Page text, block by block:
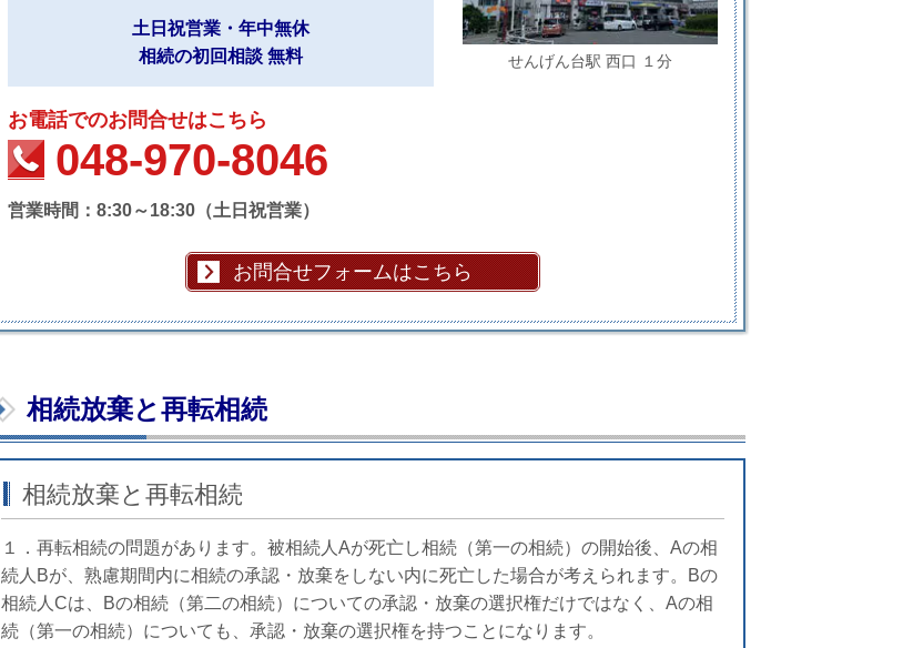
せんげん台駅 西口 １分
土日祝営業・年中無休
相続の初回相談 無料
お電話でのお問合せはこちら
048-970-8046
営業時間：8:30～18:30（土日祝営業）
お問合せフォームはこちら
相続放棄と再転相続
相続放棄と再転相続
１．再転相続の問題があります。被相続人Aが死亡し相続（第一の相続）の開始後、Aの相
続人Bが、熟慮期間内に相続の承認・放棄をしない内に死亡した場合が考えられます。Bの
相続人Cは、Bの相続（第二の相続）についての承認・放棄の選択権だけではなく、Aの相
続（第一の相続）についても、承認・放棄の選択権を持つことになります。